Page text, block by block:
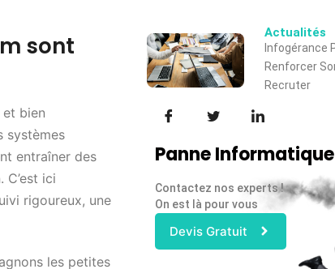
sont
bien
systèmes
entraîner des
ici
rigoureux, une
les petites
Actualités
Infogérance
Renforcer
Recruter
Panne
Contactez nos experts !
On est là pour vous
Devis Gratuit